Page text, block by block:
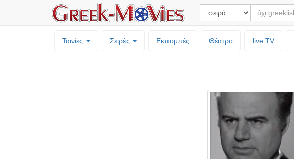
Ταινίες Σειρές Εκπομπές Θέατρο live TV